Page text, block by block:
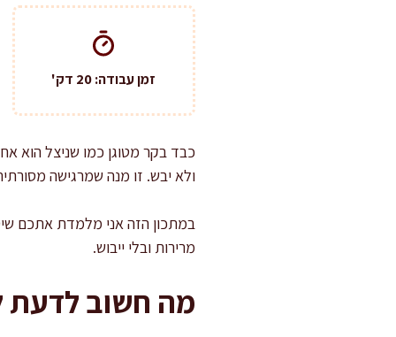
זמן עבודה: 20 דק'
כבד בקר מטוגן כמו שניצל הוא
ולא יבש. זו מנה שמרגישה
במתכון הזה אני מלמדת אתכם
מרירות ובלי ייבוש.
מה חשוב לדעת